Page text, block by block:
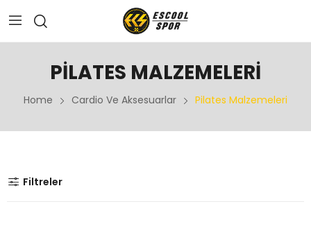
PILATES MALZEMELERI
Home Cardio Ve Aksesuarlar Pilates Malzemeleri
Filtreler